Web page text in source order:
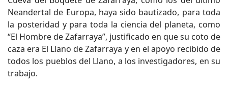
Neandertal de Europa, haya sido bautizado, para toda
la posteridad y para toda la ciencia del planeta, como
“El Hombre de Zafarraya”, justificado en que su coto de
caza era El Llano de Zafarraya y en el apoyo recibido de
todos los pueblos del Llano, a los investigadores, en su
trabajo.